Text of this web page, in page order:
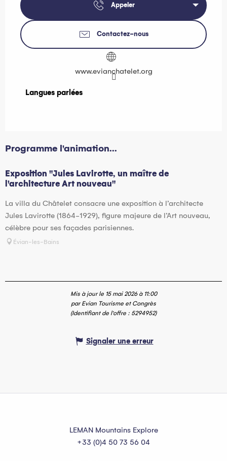
Appeler
Contactez-nous
www.evianchatelet.org
Langues parlées
Langues parlées
Programme l'animation...
Exposition "Jules Lavirotte, un maître de
l'architecture Art nouveau"
La villa du Châtelet consacre une exposition à l’architecte
Jules Lavirotte (1864-1929), figure majeure de l’Art nouveau,
célèbre pour ses façades parisiennes.
Évian-les-Bains
Mis à jour le 15 mai 2026 à 11:00
par Evian Tourisme et Congrès
(Identifiant de l'offre : 5294952)
Signaler une erreur
LEMAN Mountains Explore
+33 (0)4 50 73 56 04